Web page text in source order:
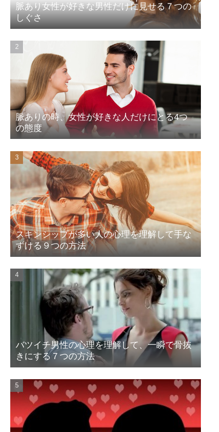
脈あり女性が好きな男性だけに見せる７つの
しぐさ
脈ありの時、女性が好きな人だけにとる4つ
の態度
スキンシップが多い人の心理を理解して手な
ずける９つの方法
バツイチ男性の心理を理解して、一瞬で骨抜
きにする７つの方法